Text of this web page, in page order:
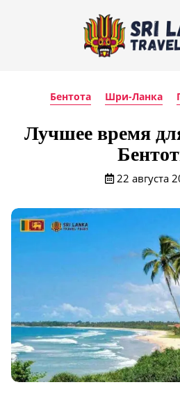
Бентота Шри-Ланка
Лучшее время
22 августа